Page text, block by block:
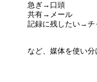
急ぎ→口頭
共有→メール
記録に残したい→チ
など、媒体を使い分